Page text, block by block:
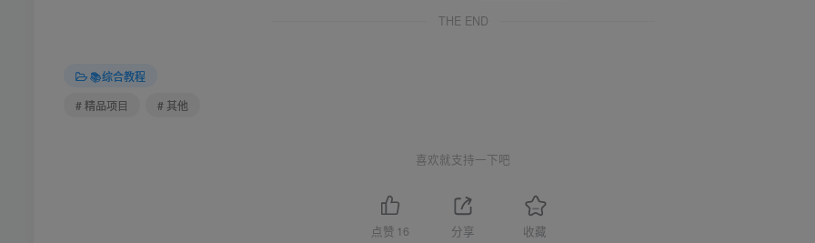
THE END
📚综合教程
# 精品项目
# 其他
喜欢就支持一下吧
点赞 16 分享 收藏